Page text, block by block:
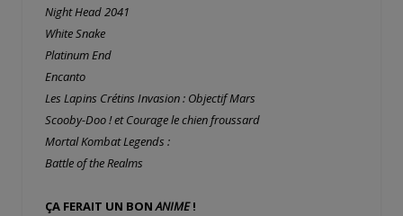
Night Head 2041
White Snake
Platinum End
Encanto
Les Lapins Crétins Invasion : Objectif Mars
Scooby-Doo ! et Courage le chien froussard
Mortal Kombat Legends :
Battle of the Realms
ÇA FERAIT UN BONANIME!